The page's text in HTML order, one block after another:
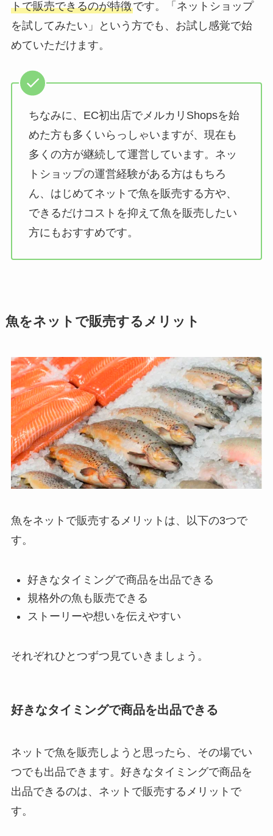
トで販売できるのが特徴です。「ネットショップ
を試してみたい」という方でも、お試し感覚で始
めていただけます。
ちなみに、EC初出店でメルカリShopsを始
めた方も多くいらっしゃいますが、現在も
多くの方が継続して運営しています。ネッ
トショップの運営経験がある方はもちろ
ん、はじめてネットで魚を販売する方や、
できるだけコストを抑えて魚を販売したい
方にもおすすめです。
魚をネットで販売するメリット
魚をネットで販売するメリットは、以下の3つで
す。
好きなタイミングで商品を出品できる
規格外の魚も販売できる
ストーリーや想いを伝えやすい
それぞれひとつずつ見ていきましょう。
好きなタイミングで商品を出品できる
ネットで魚を販売しようと思ったら、その場でい
つでも出品できます。好きなタイミングで商品を
出品できるのは、ネットで販売するメリットで
す。